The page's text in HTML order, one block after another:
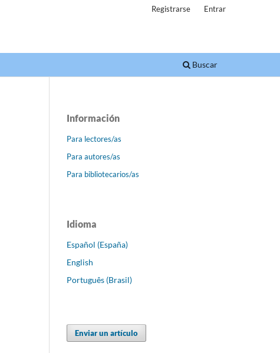
Buscar
Registrarse Entrar
Información
Para lectores/as
Para autores/as
Para bibliotecarios/as
Idioma
Español (España)
English
Português (Brasil)
Enviar un artículo